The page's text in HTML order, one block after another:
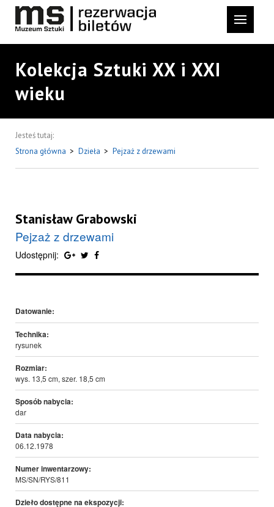
Kolekcja Sztuki XX i XXI
wieku
Jesteś tutaj:
Strona główna > Dzieła > Pejzaż z drzewami
Stanisław Grabowski
Pejzaż z drzewami
Udostępnij:
Datowanie:
Technika:
rysunek
Rozmiar:
wys. 13,5 cm, szer. 18,5 cm
Sposób nabycia:
dar
Data nabycia:
06.12.1978
Numer inwentarzowy:
MS/SN/RYS/811
Dzieło dostępne na ekspozycji: